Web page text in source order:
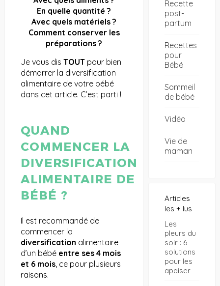
En quelle quantité ?
Avec quels matériels ?
Comment conserver les
préparations ?
Je vous dis TOUTpour bien
démarrer la diversification
alimentaire de votre bébé
dans cet article. C’est parti !
QUAND
COMMENCER LA
DIVERSIFICATION
ALIMENTAIRE DE
BÉBÉ ?
Il est recommandé de
commencer la
diversification alimentaire
d’un bébé entre ses 4 mois
et 6 mois, ce pour plusieurs
raisons.
Recette
post-
partum
Recettes
pour
Bébé
Sommeil
de bébé
Vidéo
Vie de
maman
Articles
les + lus
Les
pleurs du
soir : 6
solutions
pour les
apaiser